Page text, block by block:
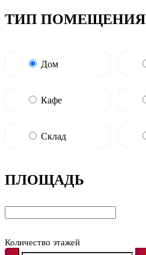
ТИП ПОМЕЩЕНИЯ
Дом
Кафе
Склад
ПЛОЩАДЬ
Количество этажей